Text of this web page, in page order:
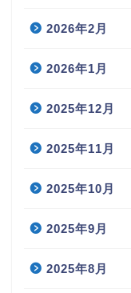
2026年2月
2026年1月
2025年12月
2025年11月
2025年10月
2025年9月
2025年8月